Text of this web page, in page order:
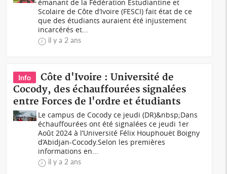
émanant de la Fédération Estudiantine et
Scolaire de Côte d’Ivoire (FESCI) fait état de ce
que des étudiants auraient été injustement
incarcérés et...
il y a 2 ans
Info
Côte d'Ivoire : Université de
Cocody, des échauffourées signalées
entre Forces de l'ordre et étudiants
Le campus de Cocody ce jeudi (DR)&nbsp;Dans
échauffourées ont été signalées ce jeudi 1er
Août 2024 à l’Université Félix Houphouët Boigny
d’Abidjan-Cocody.Selon les premières
informations en...
il y a 2 ans